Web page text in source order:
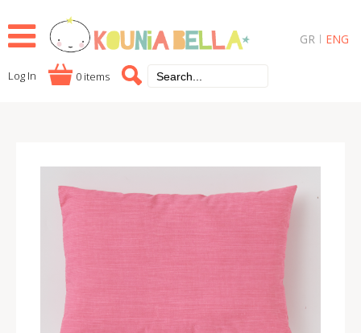
Log In 0 items
GR ENG